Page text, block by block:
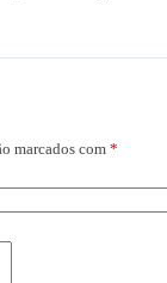
marcados com *